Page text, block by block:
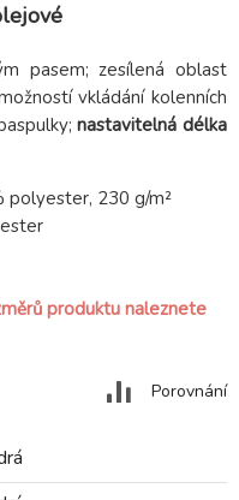
pasem; zesílená oblast
vkládání kolenních
nastavitelná délka
polyester, 230 g/m²
produktu naleznete
Porovnání